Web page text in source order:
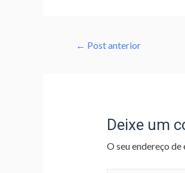
← Post anterior
Deixe um
O seu endereço